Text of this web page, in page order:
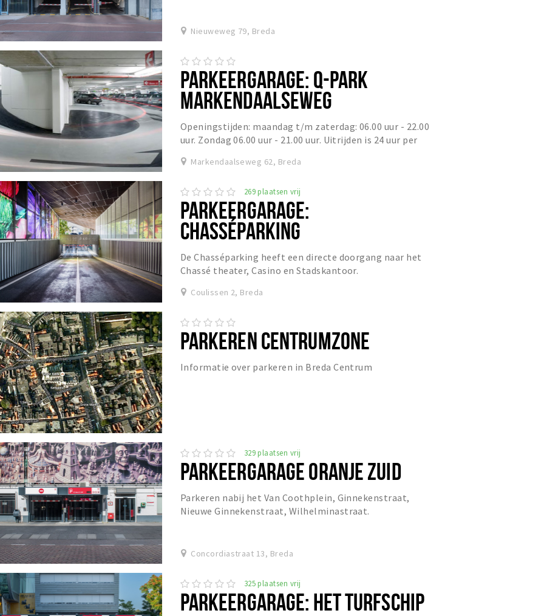
Nieuweweg 79, Breda
PARKEERGARAGE: Q-PARK
MARKENDAALSEWEG
Openingstijden: maandag t/m zaterdag: 06.00 uur - 22.00
uur. Zondag 06.00 uur - 21.00 uur. Uitrijden is 24 uur per
Markendaalseweg 62, Breda
269 plaatsen vrij
PARKEERGARAGE:
CHASSÉPARKING
De Chasséparking heeft een directe doorgang naar het
Chassé theater, Casino en Stadskantoor.
Coulissen 2, Breda
PARKEREN CENTRUMZONE
Informatie over parkeren in Breda Centrum
329 plaatsen vrij
PARKEERGARAGE ORANJE ZUID
Parkeren nabij het Van Coothplein, Ginnekenstraat,
Nieuwe Ginnekenstraat, Wilhelminastraat.
Concordiastraat 13, Breda
325 plaatsen vrij
PARKEERGARAGE: HET TURFSCHIP